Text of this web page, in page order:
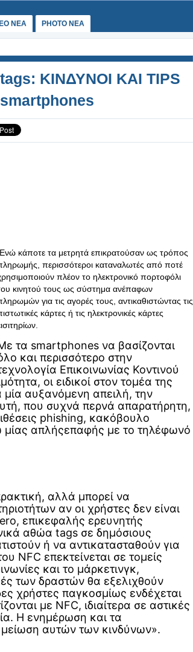
NEA PHOTO NEA
ΚΙΝΔΥΝΟΙ ΚΑΙ TIPS
Ενώ κάποτε τα μετρητά επικρατούσαν ως τρόπος
περισσότεροι καταναλωτές από ποτέ
πλέον το ηλεκτρονικό πορτοφόλι
κινητού τους ως σύστημα ανέπαφων
για τις αγορές τους, αντικαθιστώντας τις
κάρτες ή τις ηλεκτρονικές κάρτες
τα smartphones να βασίζονται
και περισσότερο στην
Επικοινωνίας Κοντινού
οι ειδικοί στον τομέα της
μία αυξανόμενη απειλή, την
που συχνά περνά απαρατήρητη,
phishing, κακόβουλο
μίας απλήςεπαφής με το τηλέφωνό
αλλά μπορεί να
αν οι χρήστες δεν είναι
επικεφαλής ερευνητής
αθώα tags σε δημόσιους
ή να αντικατασταθούν για
NFC επεκτείνεται σε τομείς
και το μάρκετινγκ,
των δραστών θα εξελιχθούν
χρήστες παγκοσμίως ενδέχεται
με NFC, ιδιαίτερα σε αστικές
Η ενημέρωση και τα
μείωση αυτών των κινδύνων».